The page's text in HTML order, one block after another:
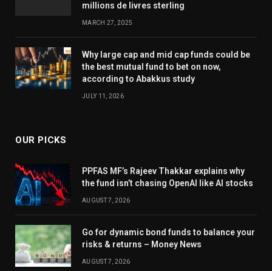
millions de livres sterling
MARCH 27, 2025
Why large cap and mid cap funds could be
the best mutual fund to bet on now,
according to Abakkus study
JULY 11, 2026
OUR PICKS
PPFAS MF’s Rajeev Thakkar explains why
the fund isn’t chasing OpenAI like AI stocks
AUGUST 7, 2026
Go for dynamic bond funds to balance your
risks & returns – Money News
AUGUST 7, 2026